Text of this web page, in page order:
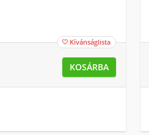
 Kívánságlista
KOSÁRBA